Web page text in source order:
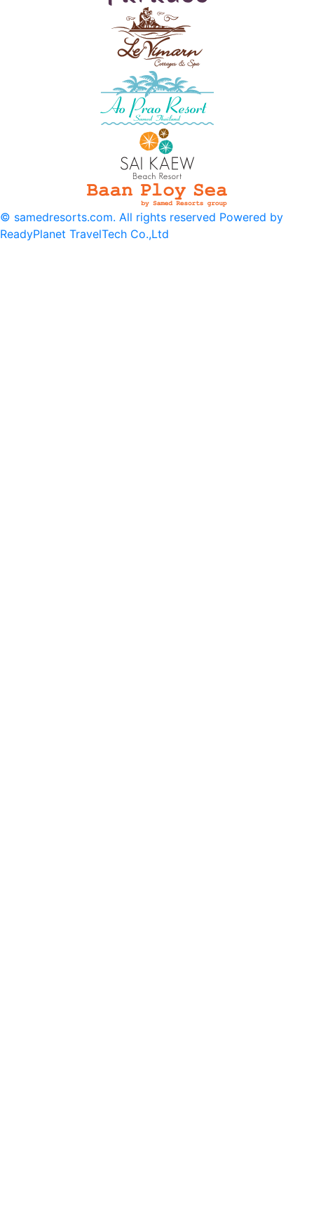
© samedresorts.com. All rights reserved Powered by
ReadyPlanet TravelTech Co.,Ltd